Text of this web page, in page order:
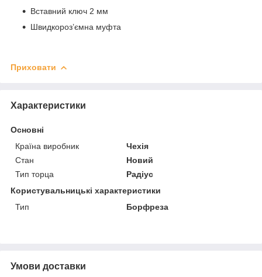
Вставний ключ 2 мм
Швидкороз’ємна муфта
Приховати
Характеристики
Основні
Країна виробник
Чехія
Стан
Новий
Тип торца
Радіус
Користувальницькі характеристики
Тип
Борфреза
Умови доставки